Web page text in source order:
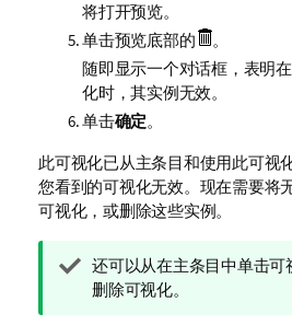
将打开预览。
单击预览底部的
。
随即显示一个对话框，表明
化时，其实例无效。
单击确定。
此可视化已从主条目和使用此可视
您看到的可视化无效。现在需要将
可视化，或删除这些实例。
提
示
还可以从在主条目中单击可
删除可视化。